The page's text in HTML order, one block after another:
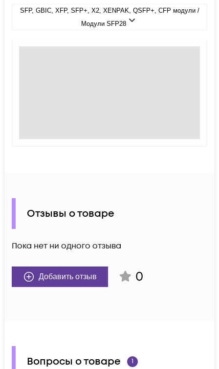
SFP, GBIC, XFP, SFP+, X2, XENPAK, QSFP+, CFP модули /
Модули SFP28
Отзывы о товаре
Пока нет ни одного отзыва
Добавить отзыв 0
Вопросы о товаре 1